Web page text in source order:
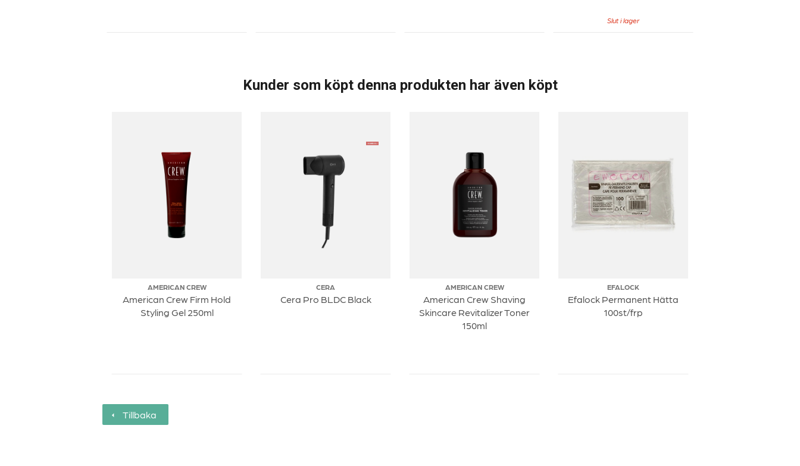
Slut i lager
Kunder som köpt denna produkten har även köpt
AMERICAN CREW
American Crew Firm Hold
Styling Gel 250ml
CERA
Cera Pro BLDC Black
AMERICAN CREW
American Crew Shaving
Skincare Revitalizer Toner
150ml
EFALOCK
Efalock Permanent Hätta
100st/frp
Tillbaka